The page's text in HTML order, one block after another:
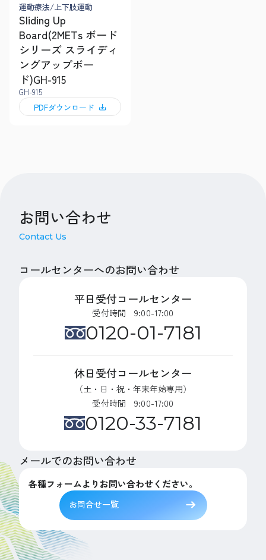
運動療法/上下肢運動
Sliding Up
Board(2METs ボード
シリーズ スライディ
ングアップボー
ド)GH-915
GH-915
PDFダウンロード
お問い合わせ
Contact Us
コールセンターへのお問い合わせ
平日受付コールセンター
受付時間 9:00-17:00
0120-01-7181
休日受付コールセンター
（土・日・祝・年末年始専用）
受付時間 9:00-17:00
0120-33-7181
メールでのお問い合わせ
各種フォームよりお問い合わせください。
お問合せ一覧